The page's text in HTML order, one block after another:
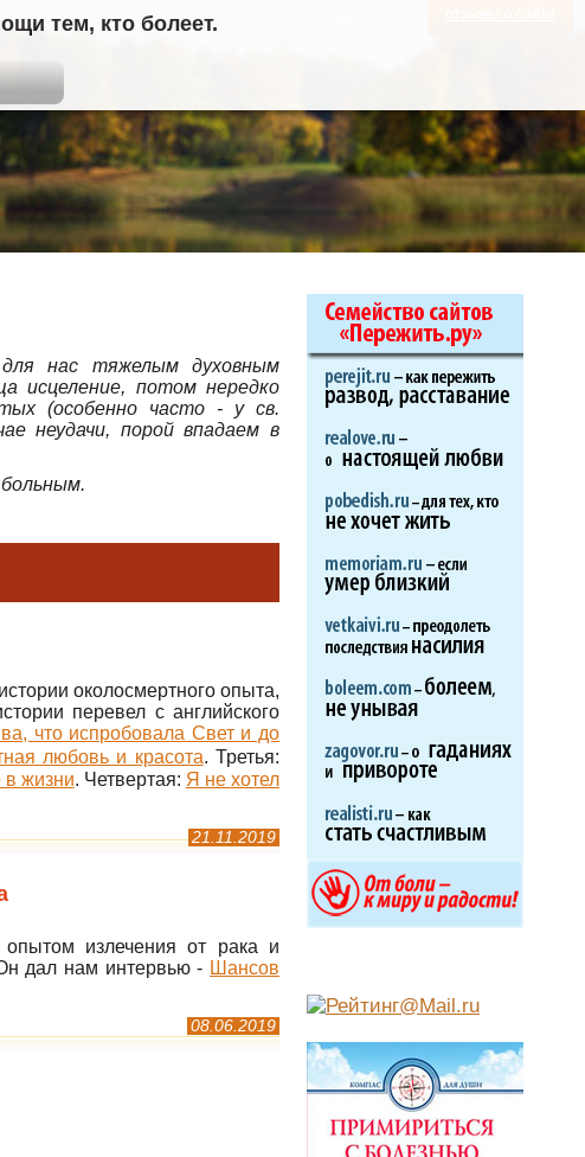
тем, кто болеет.
нас тяжелым духовным
исцеление, потом нередко
(особенно часто - у св.
неудачи, порой впадаем в
околосмертного опыта,
перевел с английского
что испробовала Свет и до
любовь и красота. Третья:
жизни. Четвертая: Я не хотел
21.11.2019
излечения от рака и
дал нам интервью - Шансов
08.06.2019